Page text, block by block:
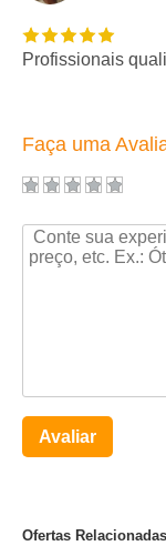
Profissionais
Faça uma
Avaliar
Ofertas Relacionadas